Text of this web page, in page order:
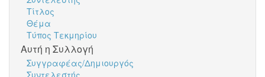
Τίτλος
Θέμα
Τύπος Τεκμηρίου
Αυτή η Συλλογή
Συγγραφέας/Δημιουργός
Συντελεστής